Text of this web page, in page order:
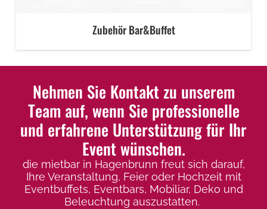
Zubehör Bar&Buffet
Nehmen Sie Kontakt zu unserem
Team auf, wenn Sie professionelle
und erfahrene Unterstützung für Ihr
Event wünschen.
die mietbar in Hagenbrunn freut sich darauf,
Ihre Veranstaltung, Feier oder Hochzeit mit
Eventbuffets, Eventbars, Mobiliar, Deko und
Beleuchtung auszustatten.